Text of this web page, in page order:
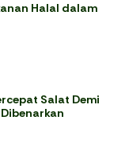
Halal dalam
Salat Demi